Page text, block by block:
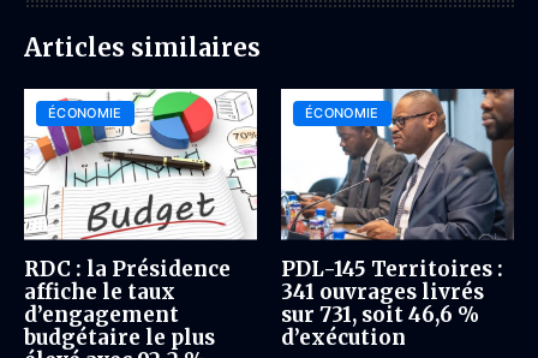
Articles similaires
ÉCONOMIE
RDC : la Présidence
affiche le taux
d’engagement
budgétaire le plus
ÉCONOMIE
PDL-145 Territoires :
341 ouvrages livrés
sur 731, soit 46,6 %
d’exécution